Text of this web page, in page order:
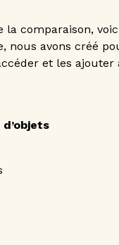
comparaison,
nous avons créé
et les